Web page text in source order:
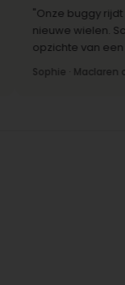
buggy rijdt weer
nieuwe wielen. Scheelt
opzichte van een
Sophie · Maclaren